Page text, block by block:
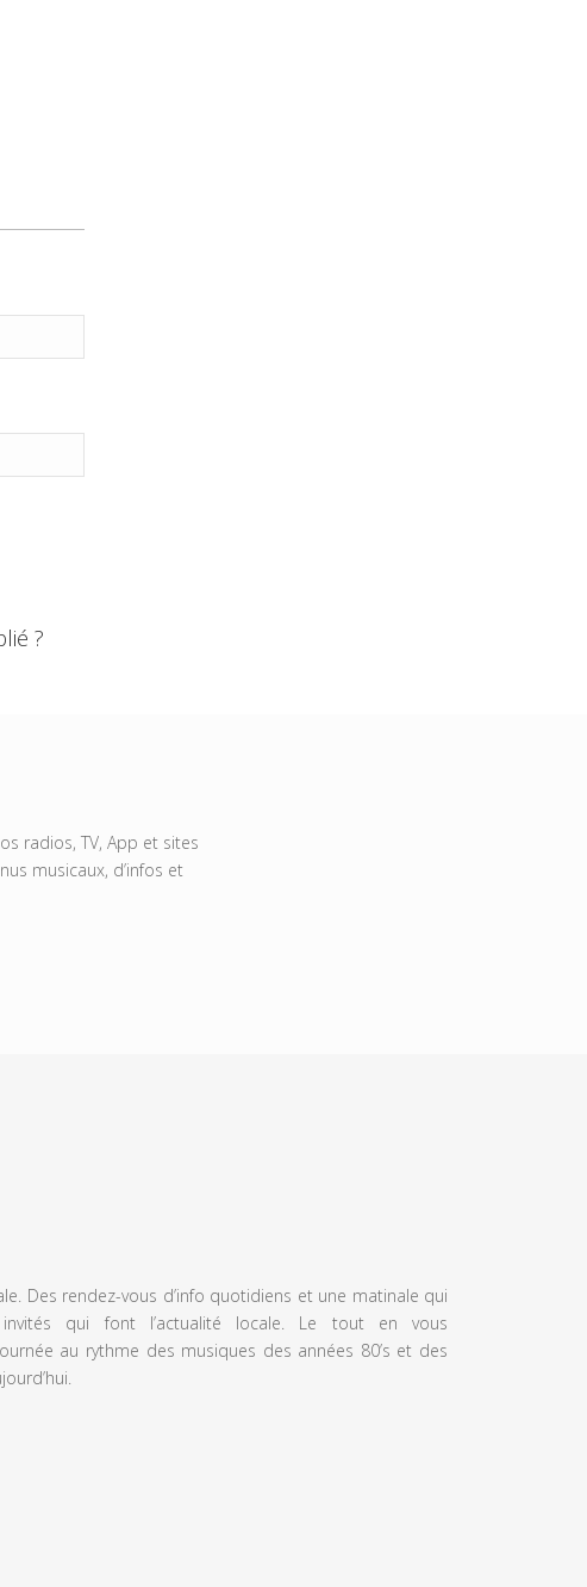
?
radios, TV, App et sites
musicaux, d’infos et
Des rendez-vous d’info quotidiens et une matinale qui
qui font l’actualité locale. Le tout en vous
au rythme des musiques des années 80’s et des